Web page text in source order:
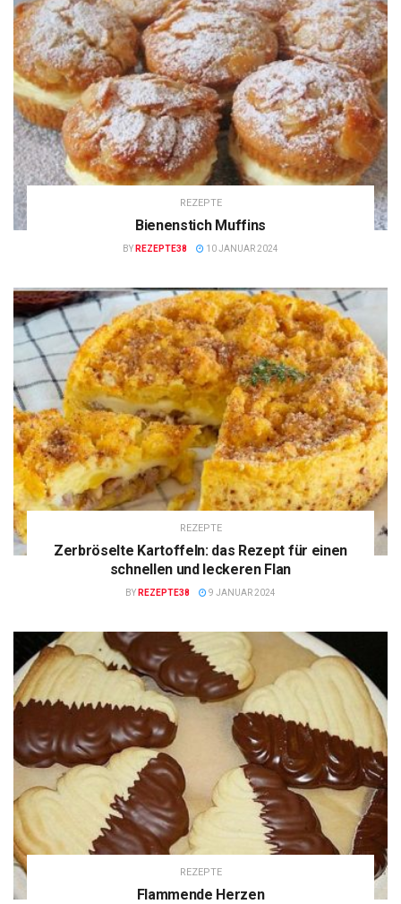
REZEPTE
Bienenstich Muffins
BY REZEPTE38 10 JANUAR 2024
REZEPTE
Zerbröselte Kartoffeln: das Rezept für einen
schnellen und leckeren Flan
BY REZEPTE38 9 JANUAR 2024
REZEPTE
Flammende Herzen